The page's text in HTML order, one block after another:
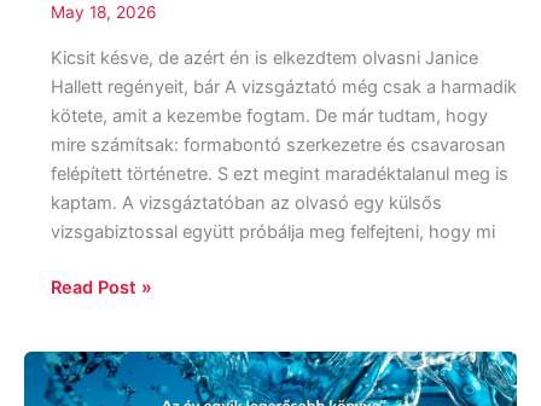
May 18, 2026
Kicsit késve, de azért én is elkezdtem olvasni Janice
Hallett regényeit, bár A vizsgáztató még csak a harmadik
kötete, amit a kezembe fogtam. De már tudtam, hogy
mire számítsak: formabontó szerkezetre és csavarosan
felépített történetre. S ezt megint maradéktalanul meg is
kaptam. A vizsgáztatóban az olvasó egy külsős
vizsgabiztossal együtt próbálja meg felfejteni, hogy mi
Read Post »
Lucy
Clarke: